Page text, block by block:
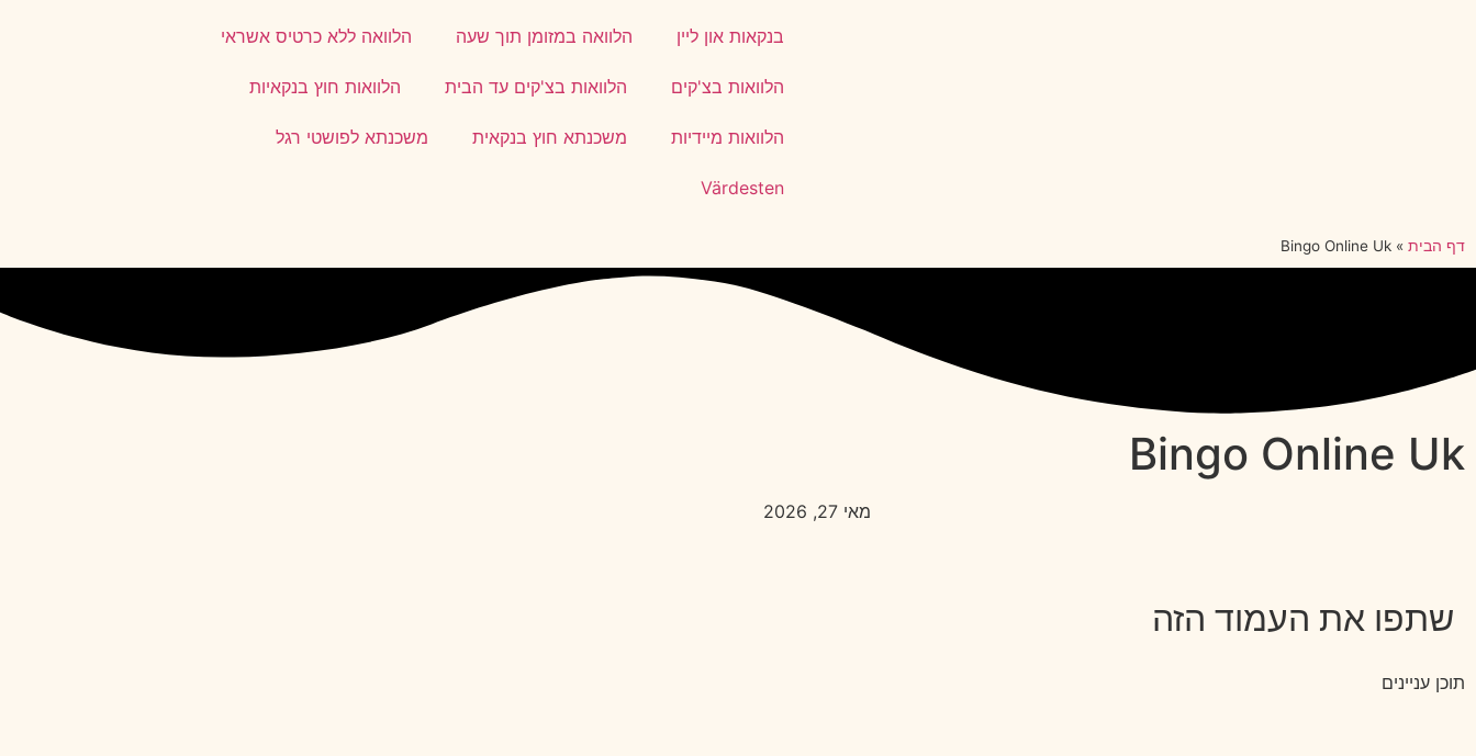
בנקאות און ליין הלוואה במזומן תוך שעה הלוואה ללא כרטיס אשראי
הלוואות בצ'קים הלוואות בצ'קים עד הבית הלוואות חוץ בנקאיות
הלוואות מיידיות משכנתא חוץ בנקאית משכנתא לפושטי רגל
Värdesten
דף הבית »
Bingo Online Uk
Bingo Online Uk
מאי 27, 2026
שתפו את העמוד הזה
תוכן עניינים